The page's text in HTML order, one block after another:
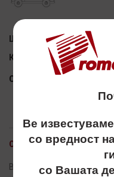
Шифра:
Недостапно
Категории: АКЦИЈА
Сподели
ОПИС
Bluzon, bluzoni, блузон,
Ве
со вредност
со Вашата